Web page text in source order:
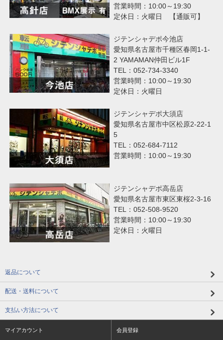
営業時間：10:00～19:30
定休日：火曜日 【通販可】
ジテンシャデポ今池店
愛知県名古屋市千種区春岡1-1-
2 YAMAMAN仲田ビル1F
TEL：052-734-3340
営業時間：10:00～19:30
定休日：火曜日
ジテンシャデポ大須店
愛知県名古屋市中区松原2-22-1
5
TEL：052-684-7112
営業時間：10:00～19:30
ジテンシャデポ高岳店
愛知県名古屋市東区東桜2-3-16
TEL：052-508-9520
営業時間：10:00～19:30
定休日：火曜日
返品について
配送・送料について
支払い方法について
マイアカウント 会員登録